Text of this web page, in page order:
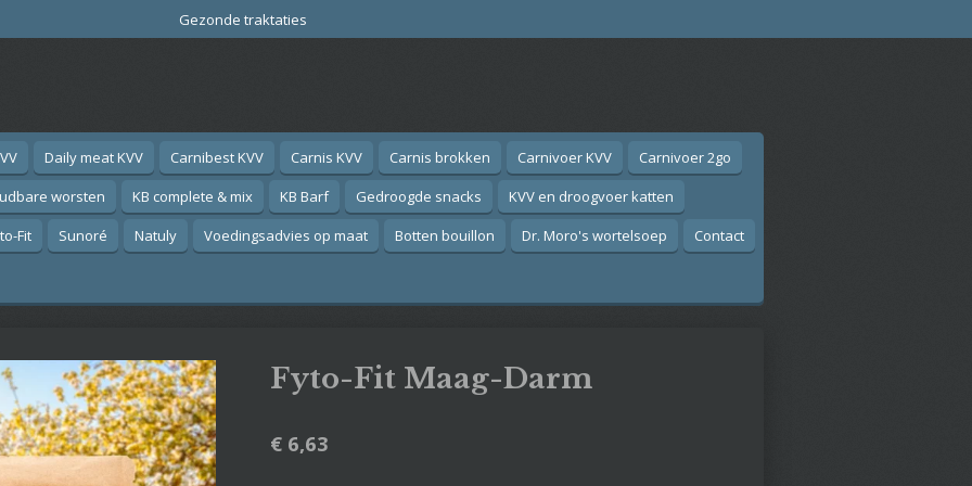
Gezonde traktaties
Daily meat KVV Carnibest KVV Carnis KVV Carnis brokken Carnivoer KVV
Carnivoer 2go
worsten KB complete & mix KB Barf Gedroogde snacks
KVV en droogvoer katten
Fit Sunoré Natuly Voedingsadvies op maat Botten bouillon Dr. Moro's wortelsoep
Contact
Fyto-Fit Maag-Darm
€ 6,63